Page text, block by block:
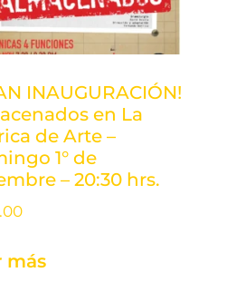
INAUGURACIÓN!
en La
de Arte –
1° de
– 20:30 hrs.
más